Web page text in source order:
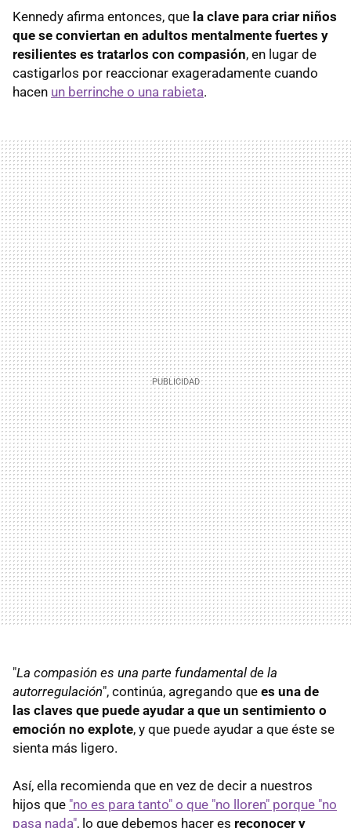
Kennedy afirma entonces, que la clave para criar niños
que se conviertan en adultos mentalmente fuertes y
resilientes es tratarlos con compasión, en lugar de
castigarlos por reaccionar exageradamente cuando
hacen un berrinche o una rabieta.
"La compasión es una parte fundamental de la
autorregulación", continúa, agregando que es una de
las claves que puede ayudar a que un sentimiento o
emoción no explote, y que puede ayudar a que éste se
sienta más ligero.
Así, ella recomienda que en vez de decir a nuestros
hijos que "no es para tanto" o que "no lloren" porque "no
pasa nada", lo que debemos hacer es reconocer y